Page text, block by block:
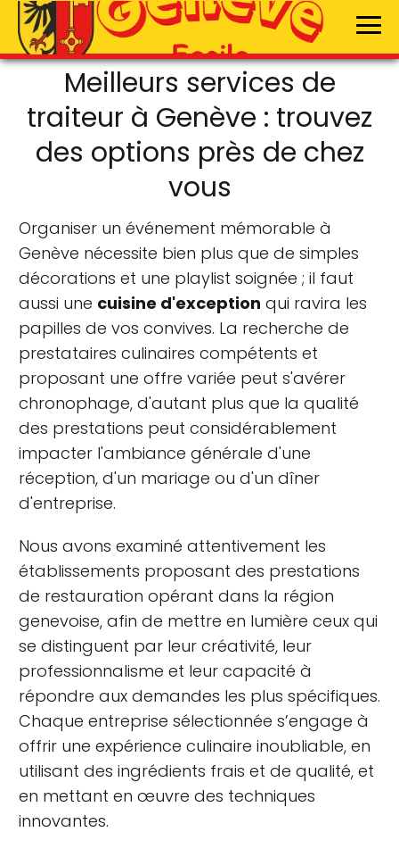
Meilleurs services de
traiteur à Genève : trouvez
des options près de chez
vous
Organiser un événement mémorable à
Genève nécessite bien plus que de simples
décorations et une playlist soignée ; il faut
aussi une cuisine d'exception qui ravira les
papilles de vos convives. La recherche de
prestataires culinaires compétents et
proposant une offre variée peut s'avérer
chronophage, d'autant plus que la qualité
des prestations peut considérablement
impacter l'ambiance générale d'une
réception, d'un mariage ou d'un dîner
d'entreprise.
Nous avons examiné attentivement les
établissements proposant des prestations
de restauration opérant dans la région
genevoise, afin de mettre en lumière ceux qui
se distinguent par leur créativité, leur
professionnalisme et leur capacité à
répondre aux demandes les plus spécifiques.
Chaque entreprise sélectionnée s’engage à
offrir une expérience culinaire inoubliable, en
utilisant des ingrédients frais et de qualité, et
en mettant en œuvre des techniques
innovantes.